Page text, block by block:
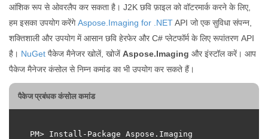
आंशिक रूप से ओवरलैप कर सकता है। J2K छवि फ़ाइल को वॉटरमार्क करने के लिए,
हम इसका उपयोग करेंगेAspose.Imaging for .NETAPI जो एक सुविधा संपन्न,
शक्तिशाली और उपयोग में आसान छवि हेरफेर और C# प्लेटफॉर्म के लिए रूपांतरण API
है। NuGet पैकेज मैनेजर खोलें, खोजें Aspose.Imaging और इंस्टॉल करें। आप
पैकेज मैनेजर कंसोल से निम्न कमांड का भी उपयोग कर सकते हैं।
पैकेज प्रबंधक कंसोल कमांड